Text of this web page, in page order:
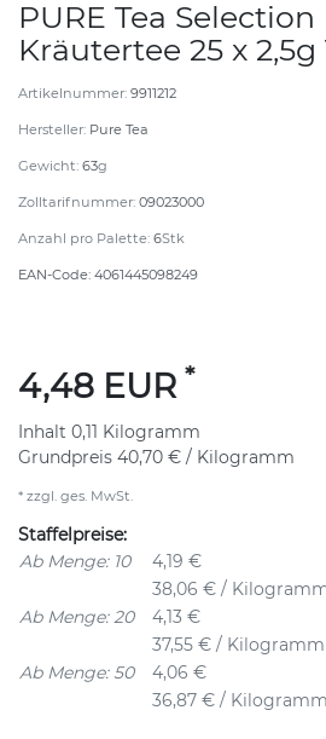
PURE Tea
Kräutertee 25 x
Artikelnummer: 9911212
Hersteller: Pure Tea
Gewicht: 63g
Zolltarifnummer: 09023000
Anzahl pro Palette: 6Stk
EAN-Code: 4061445098249
4,48 EUR *
Inhalt 0,11 Kilogramm
Grundpreis 40,70 € / Kilogramm
* zzgl. ges. MwSt.
Staffelpreise:
Ab Menge: 10
4,19 €
38,06 € /
Ab Menge: 20
4,13 €
37,55 € / Kilogramm
Ab Menge: 50
4,06 €
36,87 € / Kilogramm